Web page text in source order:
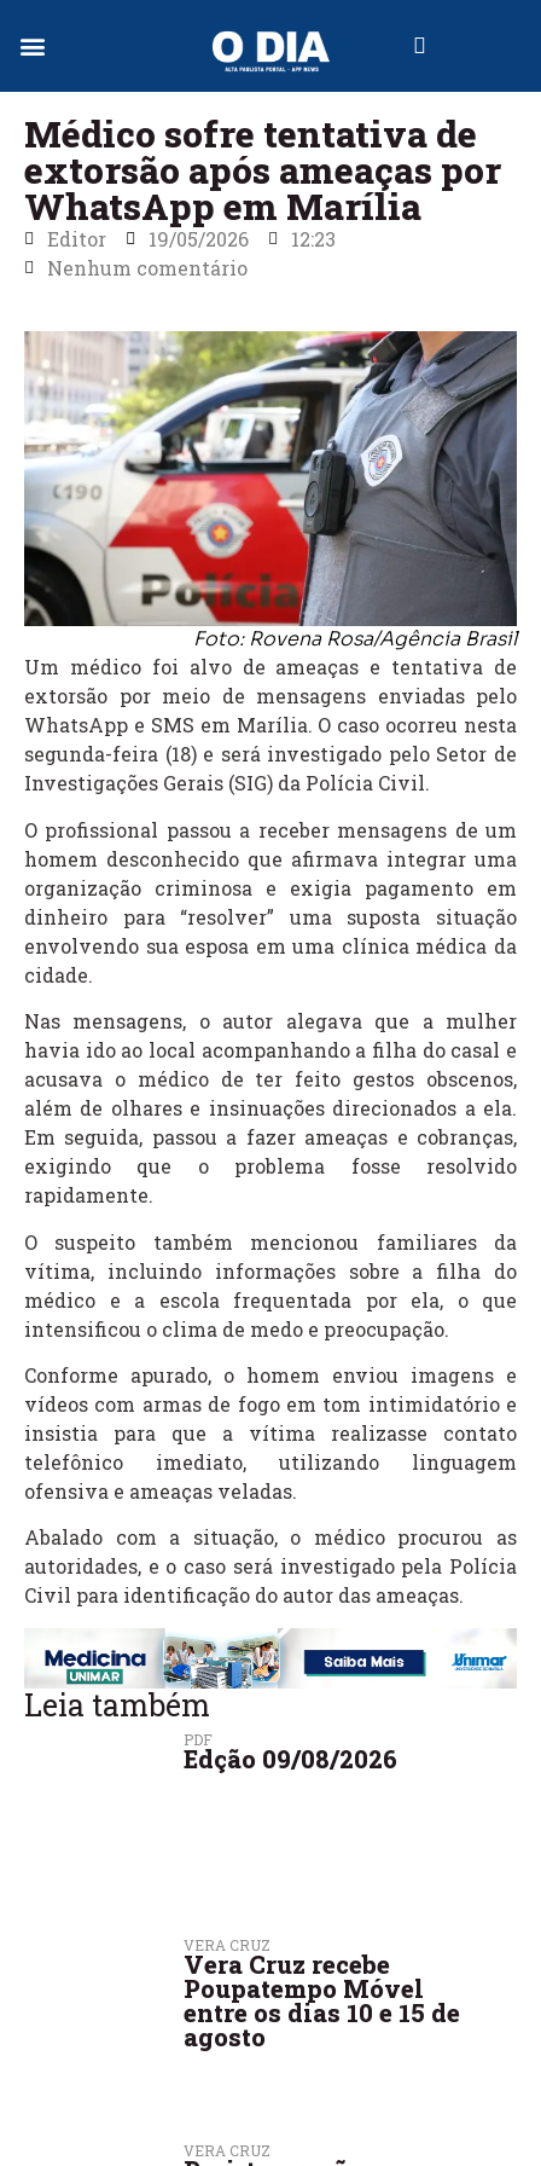
Médico sofre tentativa de
extorsão após ameaças por
WhatsApp em Marília
Editor 19/05/2026
12:23
Nenhum comentário
Foto: Rovena Rosa/Agência Brasil
Um médico foi alvo de ameaças e tentativa de
extorsão por meio de mensagens enviadas pelo
WhatsApp e SMS em Marília. O caso ocorreu nesta
segunda-feira (18) e será investigado pelo Setor de
Investigações Gerais (SIG) da Polícia Civil.
O profissional passou a receber mensagens de um
homem desconhecido que afirmava integrar uma
organização criminosa e exigia pagamento em
dinheiro para “resolver” uma suposta situação
envolvendo sua esposa em uma clínica médica da
cidade.
Nas mensagens, o autor alegava que a mulher
havia ido ao local acompanhando a filha do casal e
acusava o médico de ter feito gestos obscenos,
além de olhares e insinuações direcionados a ela.
Em seguida, passou a fazer ameaças e cobranças,
exigindo que o problema fosse resolvido
rapidamente.
O suspeito também mencionou familiares da
vítima, incluindo informações sobre a filha do
médico e a escola frequentada por ela, o que
intensificou o clima de medo e preocupação.
Conforme apurado, o homem enviou imagens e
vídeos com armas de fogo em tom intimidatório e
insistia para que a vítima realizasse contato
telefônico imediato, utilizando linguagem
ofensiva e ameaças veladas.
Abalado com a situação, o médico procurou as
autoridades, e o caso será investigado pela Polícia
Civil para identificação do autor das ameaças.
Leia também
PDF
Edção 09/08/2026
VERA CRUZ
Vera Cruz recebe
Poupatempo Móvel
entre os dias 10 e 15 de
agosto
VERA CRUZ